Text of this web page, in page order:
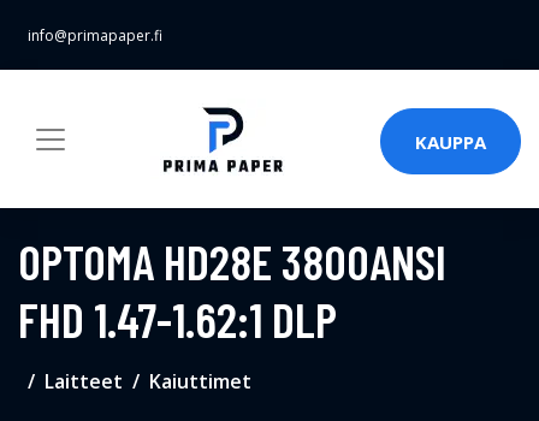
info@primapaper.fi
KAUPPA
OPTOMA HD28E 3800ANSI
FHD 1.47-1.62:1 DLP
Laitteet Kaiuttimet